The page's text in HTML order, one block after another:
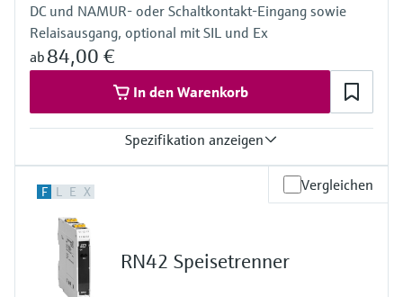
DC und NAMUR- oder Schaltkontakt-Eingang sowie
Relaisausgang, optional mit SIL und Ex
ab 84,00 €
In den Warenkorb
Spezifikation anzeigen
NAMUR
leitend: > 2,1 mA
Ausgang
Relaiskontakt
Spannungsversorgung
F L E X Vergleichen
RN42 Speisetrenner